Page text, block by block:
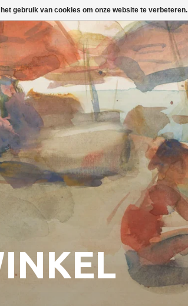
gebruik van cookies om onze website te verbeteren.